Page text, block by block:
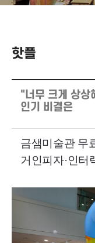
핫플
"너무 크게 상상
인기 비결은
금샘미술관 무
거인피자·인터